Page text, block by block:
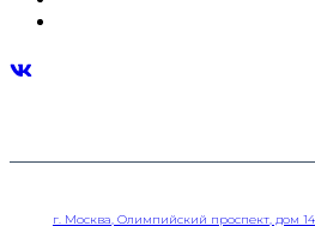
г. Москва, Олимпийский проспект, дом